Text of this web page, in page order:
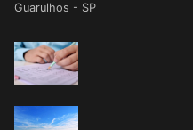
Guarulhos - SP